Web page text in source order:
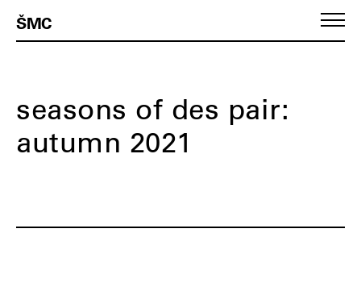
ŠMC
seasons of des pair:
autumn 2021